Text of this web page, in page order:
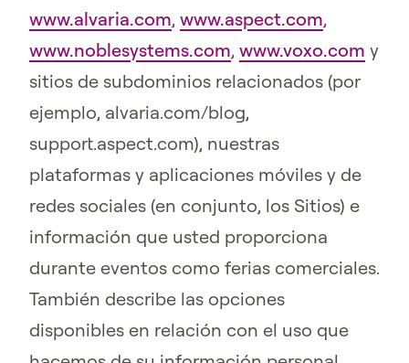
www.alvaria.com, www.aspect.com,
www.noblesystems.com, www.voxo.com y
sitios de subdominios relacionados (por
ejemplo, alvaria.com/blog,
support.aspect.com), nuestras
plataformas y aplicaciones móviles y de
redes sociales (en conjunto, los Sitios) e
información que usted proporciona
durante eventos como ferias comerciales.
También describe las opciones
disponibles en relación con el uso que